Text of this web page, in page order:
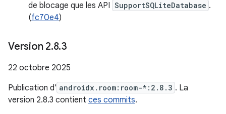
de blocage que les API SupportSQLiteDatabase .
(fc70e4)
Version 2.8.3
22 octobre 2025
Publication d' androidx.room:room-*:2.8.3 . La
version 2.8.3 contient ces commits.